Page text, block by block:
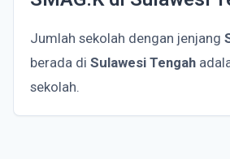
Jumlah sekolah dengan jenjang
berada di Sulawesi Tengah
sekolah.